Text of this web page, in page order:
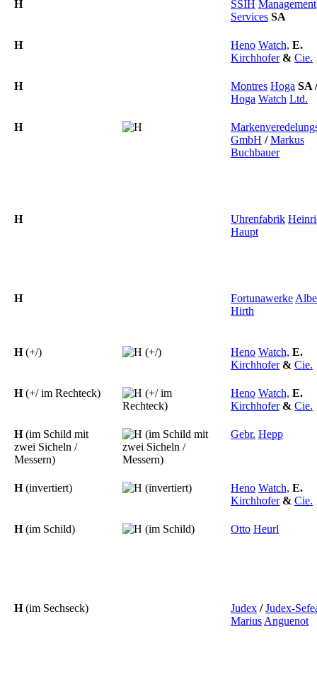
H SSIH Management
Services SA
H Heno Watch, E.
Kirchhofer & Cie.
H Montres Hoga SA /
Hoga Watch Ltd.
H
GmbH /Markus
Buchbauer
H Uhrenfabrik
Haupt
H Fortunawerke
Hirth
H(+/) Heno Watch, E.
Kirchhofer & Cie.
H(+/ im Rechteck) Heno Watch, E.
Kirchhofer & Cie.
H(im Schild mit
zwei Sicheln /
Messern)
Gebr. Hepp
H(invertiert) Heno Watch, E.
Kirchhofer & Cie.
H(im Schild) Otto Heurl
H(im Sechseck) Judex /Judex-
Marius Anguenot